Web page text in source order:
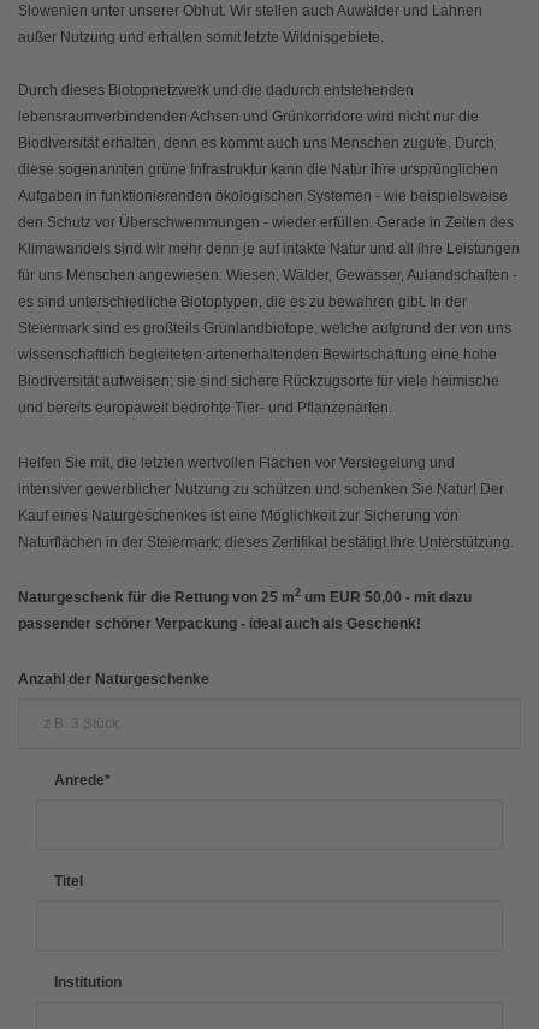
Slowenien unter unserer Obhut. Wir stellen auch Auwälder und Lahnen
außer Nutzung und erhalten somit letzte Wildnisgebiete.
Durch dieses Biotopnetzwerk und die dadurch entstehenden
lebensraumverbindenden Achsen und Grünkorridore wird nicht nur die
Biodiversität erhalten, denn es kommt auch uns Menschen zugute. Durch
diese sogenannten grüne Infrastruktur kann die Natur ihre ursprünglichen
Aufgaben in funktionierenden ökologischen Systemen - wie beispielsweise
den Schutz vor Überschwemmungen - wieder erfüllen. Gerade in Zeiten des
Klimawandels sind wir mehr denn je auf intakte Natur und all ihre Leistungen
für uns Menschen angewiesen. Wiesen, Wälder, Gewässer, Aulandschaften -
es sind unterschiedliche Biotoptypen, die es zu bewahren gibt. In der
Steiermark sind es großteils Grünlandbiotope, welche aufgrund der von uns
wissenschaftlich begleiteten artenerhaltenden Bewirtschaftung eine hohe
Biodiversität aufweisen; sie sind sichere Rückzugsorte für viele heimische
und bereits europaweit bedrohte Tier- und Pflanzenarten.
Helfen Sie mit, die letzten wertvollen Flächen vor Versiegelung und
intensiver gewerblicher Nutzung zu schützen und schenken Sie Natur! Der
Kauf eines Naturgeschenkes ist eine Möglichkeit zur Sicherung von
Naturflächen in der Steiermark; dieses Zertifikat bestätigt Ihre Unterstützung.
Naturgeschenk für die Rettung von 25 m2 um EUR 50,00 - mit dazu
passender schöner Verpackung - ideal auch als Geschenk!
Anzahl der Naturgeschenke
Anrede*
Titel
Institution